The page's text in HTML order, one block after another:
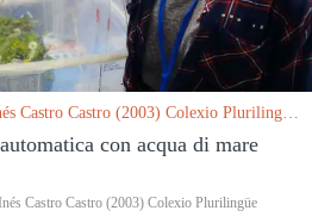
Castro Castro (2003) Colexio Plurilingüe
con acqua di mare
Castro Castro (2003) Colexio Plurilingüe